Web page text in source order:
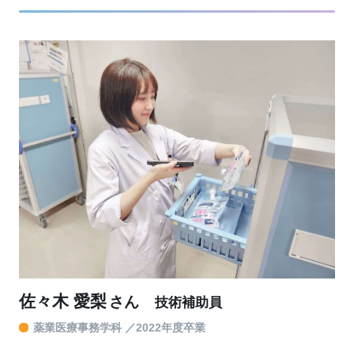
佐々木 愛梨 さん 技術補助員
薬業医療事務学科 2022年度卒業